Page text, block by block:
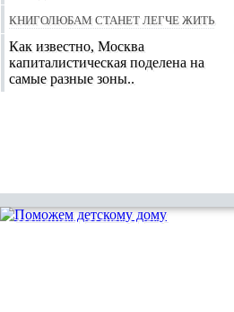
Книголюбам станет легче жить
Как известно, Москва
капиталистическая поделена на
самые разные зоны..